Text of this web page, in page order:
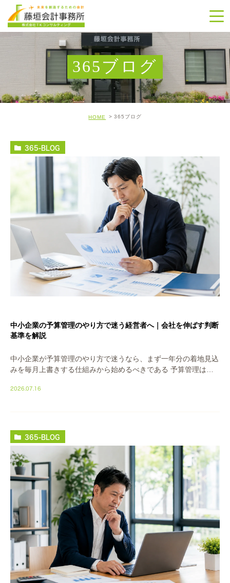
365ブログ
HOME 365ブログ
365-BLOG
中小企業の予算管理のやり方で迷う経営者へ｜会社を伸ばす判断
基準を解説
中小企業が予算管理のやり方で迷うなら、まず一年分の着地見込
みを毎月上書きする仕組みから始めるべきである 予算管理は
さい。立派な予算表を年初に一枚つくることではあり […]
2026.07.16
365-BLOG